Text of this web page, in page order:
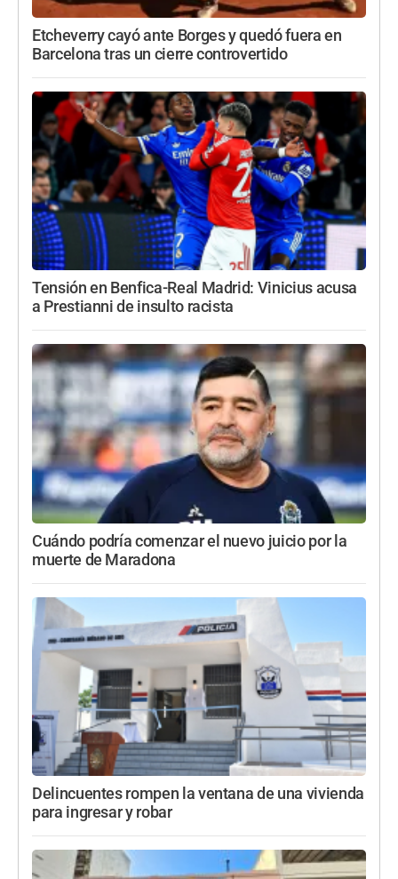
Etcheverry cayó ante Borges y quedó fuera en
Barcelona tras un cierre controvertido
Tensión en Benfica-Real Madrid: Vinicius acusa
a Prestianni de insulto racista
Cuándo podría comenzar el nuevo juicio por la
muerte de Maradona
Delincuentes rompen la ventana de una vivienda
para ingresar y robar